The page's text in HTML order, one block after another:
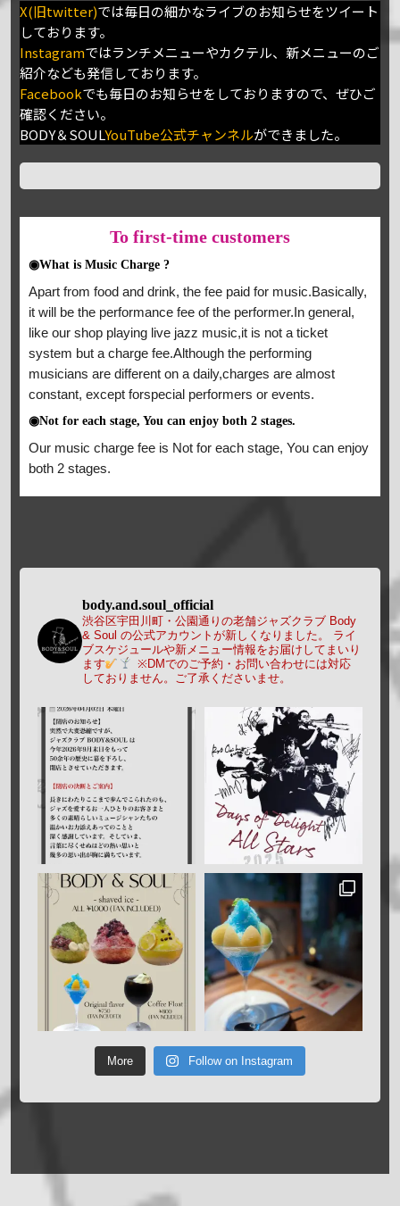
X(旧twitter)では毎日の細かなライブのお知らせをツイート
しております。
Instagramではランチメニューやカクテル、新メニューのご
紹介なども発信しております。
Facebookでも毎日のお知らせをしておりますので、ぜひご
確認ください。
BODY＆SOULYouTube公式チャンネルができました。
To first-time customers
◉What is Music Charge ?
Apart from food and drink, the fee paid for music.Basically,
it will be the performance fee of the performer.In general,
like our shop playing live jazz music,it is not a ticket
system but a charge fee.Although the performing
musicians are different on a daily,charges are almost
constant, except forspecial performers or events.
◉Not for each stage, You can enjoy both 2 stages.
Our music charge fee is Not for each stage, You can enjoy
both 2 stages.
body.and.soul_official
渋谷区宇田川町・公園通りの老舗ジャズクラブ Body
& Soul の公式アカウントが新しくなりました。
ライ
ブスケジュールや新メニュー情報をお届けしてまいり
ます
※DMでのご予約・お問い合わせには対応
しておりません。ご了承くださいませ。
More Follow on Instagram